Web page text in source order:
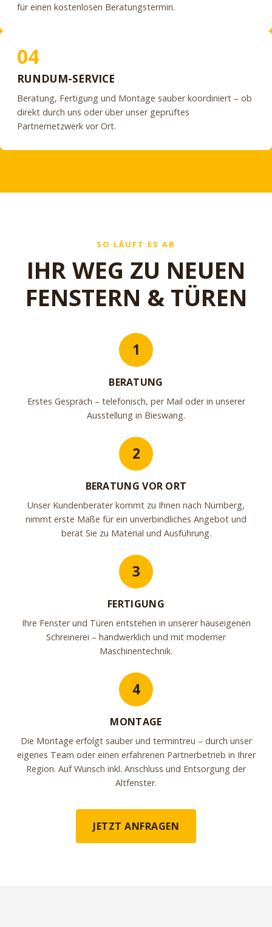
für einen kostenlosen Beratungstermin.
04
RUNDUM-SERVICE
Beratung, Fertigung und Montage sauber koordiniert – ob
direkt durch uns oder über unser geprüftes
Partnernetzwerk vor Ort.
SO LÄUFT ES AB
IHR WEG ZU NEUEN
FENSTERN & TÜREN
1
BERATUNG
Erstes Gespräch – telefonisch, per Mail oder in unserer
Ausstellung in Bieswang.
2
BERATUNG VOR ORT
Unser Kundenberater kommt zu Ihnen nach Nürnberg,
nimmt erste Maße für ein unverbindliches Angebot und
berät Sie zu Material und Ausführung.
3
FERTIGUNG
Ihre Fenster und Türen entstehen in unserer hauseigenen
Schreinerei – handwerklich und mit moderner
Maschinentechnik.
4
MONTAGE
Die Montage erfolgt sauber und termintreu – durch unser
eigenes Team oder einen erfahrenen Partnerbetrieb in Ihrer
Region. Auf Wunsch inkl. Anschluss und Entsorgung der
Altfenster.
JETZT ANFRAGEN